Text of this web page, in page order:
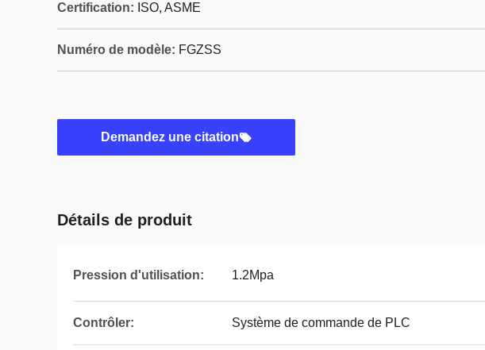
Certification: ISO, ASME
Numéro de modèle: FGZSS
Demandez une citation
Détails de produit
Pression d'utilisation: 1.2Mpa
Contrôler: Système de commande de PLC